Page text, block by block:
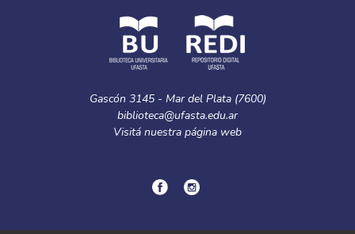
Gascón 3145 - Mar del Plata (7600)
biblioteca@ufasta.edu.ar
Visitá nuestra página web